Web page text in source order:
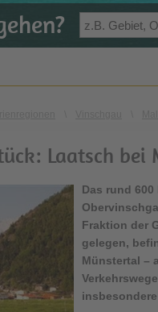
Laatsch
Das rund
Fraktion der
gelegen,
Münstertal –